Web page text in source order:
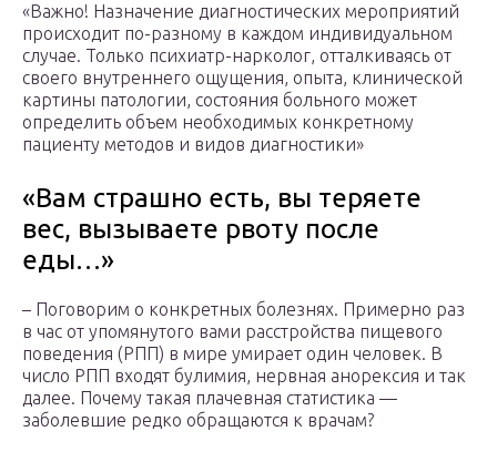
«Важно! Назначение диагностических мероприятий
происходит по-разному в каждом индивидуальном
случае. Только психиатр-нарколог, отталкиваясь от
своего внутреннего ощущения, опыта, клинической
картины патологии, состояния больного может
определить объем необходимых конкретному
пациенту методов и видов диагностики»
«Вам страшно есть, вы теряете
вес, вызываете рвоту после
еды…»
– Поговорим о конкретных болезнях. Примерно раз
в час от упомянутого вами расстройства пищевого
поведения (РПП) в мире умирает один человек. В
число РПП входят булимия, нервная анорексия и так
далее. Почему такая плачевная статистика —
заболевшие редко обращаются к врачам?